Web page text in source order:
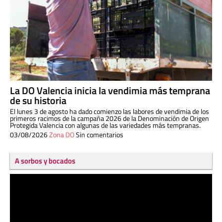
La DO Valencia inicia la vendimia más temprana
de su historia
El lunes 3 de agosto ha dado comienzo las labores de vendimia de los
primeros racimos de la campaña 2026 de la Denominación de Origen
Protegida Valencia con algunas de las variedades más tempranas.
03/08/2026Zona DOSin comentarios
A sorbos y bocados